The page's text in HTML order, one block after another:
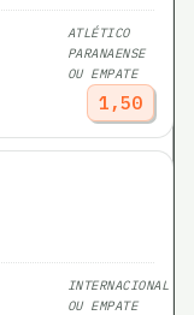
ATLÉTICO
PARANAENSE
OU EMPATE
1,50
INTERNACIONAL
OU EMPATE